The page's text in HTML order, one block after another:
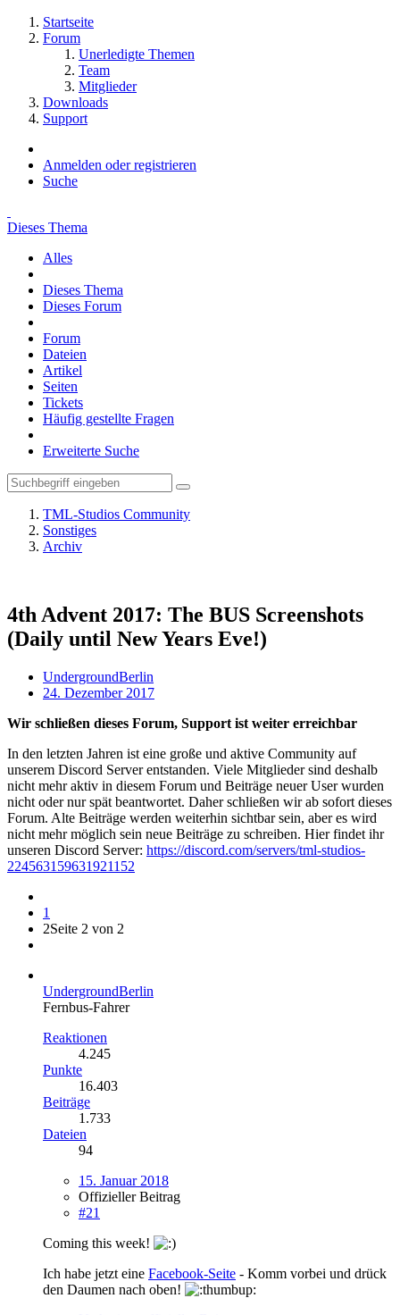
Startseite
Forum
Unerledigte Themen
Team
Mitglieder
Downloads
Support
Anmelden oder registrieren
Suche
Dieses Thema
Alles
Dieses Thema
Dieses Forum
Forum
Dateien
Artikel
Seiten
Tickets
Häufig gestellte Fragen
Erweiterte Suche
TML-Studios Community
Sonstiges
Archiv
4th Advent 2017: The BUS Screenshots
(Daily until New Years Eve!)
UndergroundBerlin
24. Dezember 2017
Wir schließen dieses Forum, Support ist weiter erreichbar
In den letzten Jahren ist eine große und aktive Community auf
unserem Discord Server entstanden. Viele Mitglieder sind deshalb
nicht mehr aktiv in diesem Forum und Beiträge neuer User wurden
nicht oder nur spät beantwortet. Daher schließen wir ab sofort dieses
Forum. Alte Beiträge werden weiterhin sichtbar sein, aber es wird
nicht mehr möglich sein neue Beiträge zu schreiben. Hier findet ihr
unseren Discord Server: https://discord.com/servers/tml-studios-
224563159631921152
1
2Seite 2 von 2
UndergroundBerlin
Fernbus-Fahrer
Reaktionen
4.245
Punkte
16.403
Beiträge
1.733
Dateien
94
15. Januar 2018
Offizieller Beitrag
#21
Coming this week!
Ich habe jetzt eine Facebook-Seite - Komm vorbei und drück
den Daumen nach oben!